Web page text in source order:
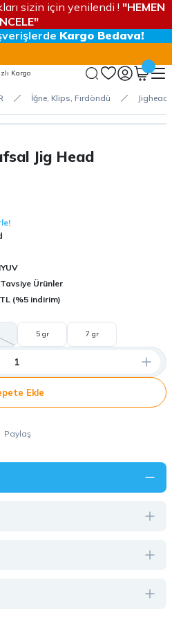
sizin için yenilendi ! "HEMEN
Kargo Bedava!
İğne, Klips, Fırdöndü Jighead
Jig Head
Ürünler
(%5 indirim)
5 gr 7 gr
Ekle
Paylaş